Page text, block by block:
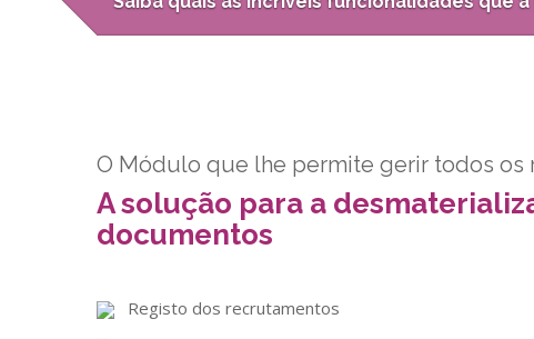
O Módulo que lhe permite gerir todos os
A solução para a
documentos
Registo dos recrutamentos